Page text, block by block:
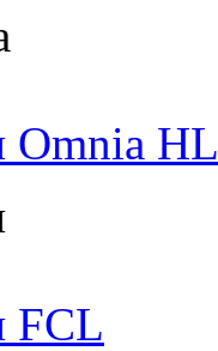
Omnia HL
FCL